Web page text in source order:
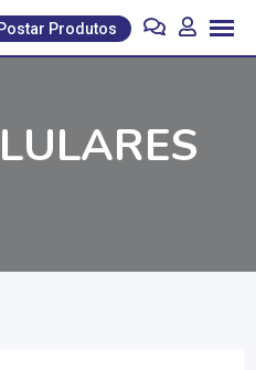
Postar Produtos